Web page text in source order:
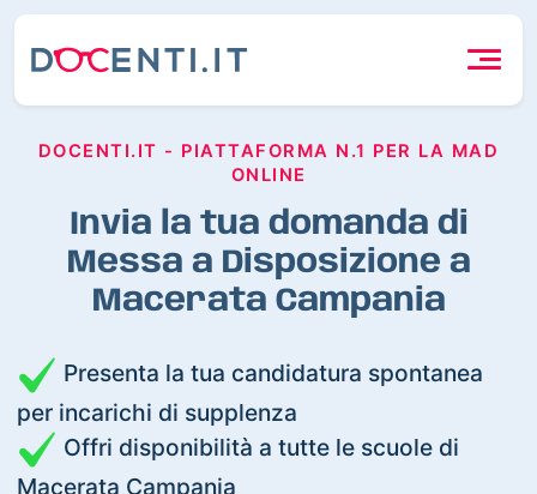
DOCENTI.IT - PIATTAFORMA N.1 PER LA MAD
ONLINE
Invia la tua domanda di
Messa a Disposizione a
Macerata Campania
Presenta la tua candidatura spontanea
per incarichi di supplenza
Offri disponibilità a tutte le scuole di
Macerata Campania